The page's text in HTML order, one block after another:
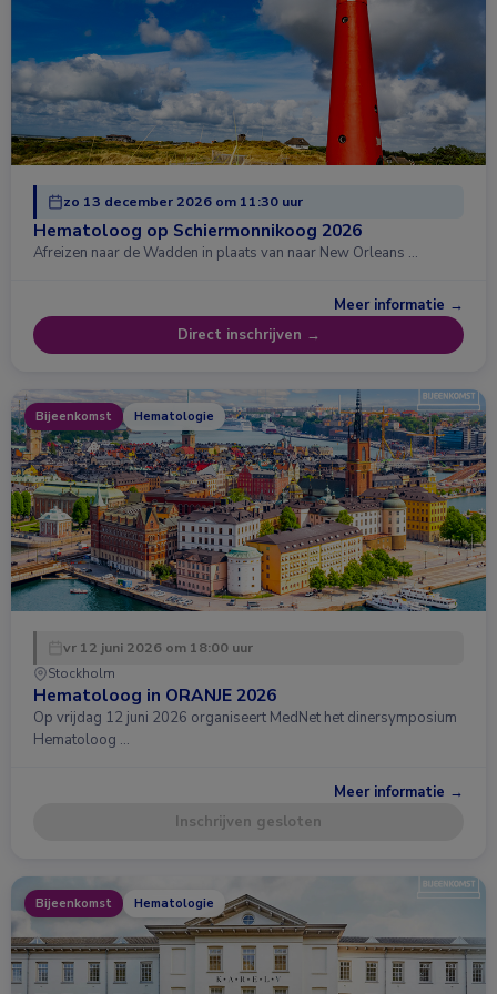
zo 13 december 2026 om 11:30 uur
Hematoloog op Schiermonnikoog 2026
Afreizen naar de Wadden in plaats van naar New Orleans …
Meer informatie →
Direct inschrijven →
Bijeenkomst Hematologie
vr 12 juni 2026 om 18:00 uur
Stockholm
Hematoloog in ORANJE 2026
Op vrijdag 12 juni 2026 organiseert MedNet het dinersymposium
Hematoloog …
Meer informatie →
Inschrijven gesloten
Bijeenkomst Hematologie